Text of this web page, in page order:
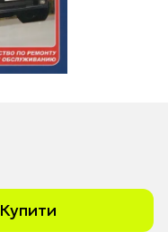
Купити